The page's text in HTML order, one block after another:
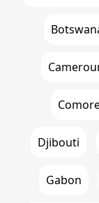
Djibouti
Gabon